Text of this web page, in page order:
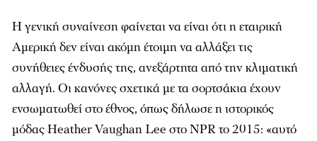
Η γενική συναίνεση φαίνεται να είναι ότι η εταιρική
Αμερική δεν είναι ακόμη έτοιμη να αλλάξει τις
συνήθειες ένδυσής της, ανεξάρτητα από την κλιματική
αλλαγή. Οι κανόνες σχετικά με τα σορτσάκια έχουν
ενσωματωθεί στο έθνος, όπως δήλωσε η ιστορικός
μόδας Heather Vaughan Lee στο NPR το 2015: «αυτό